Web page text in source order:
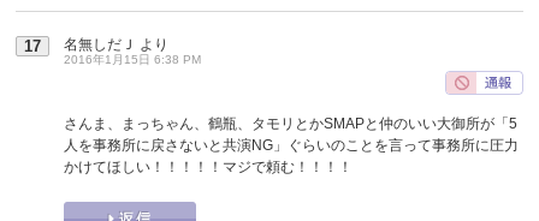
17 名無しだＪ より
2016年1月15日 6:38 PM
さんま、まっちゃん、鶴瓶、タモリとかSMAPと仲のいい大御所が「5
人を事務所に戻さないと共演NG」ぐらいのことを言って事務所に圧力
かけてほしい！！！！！マジで頼む！！！！